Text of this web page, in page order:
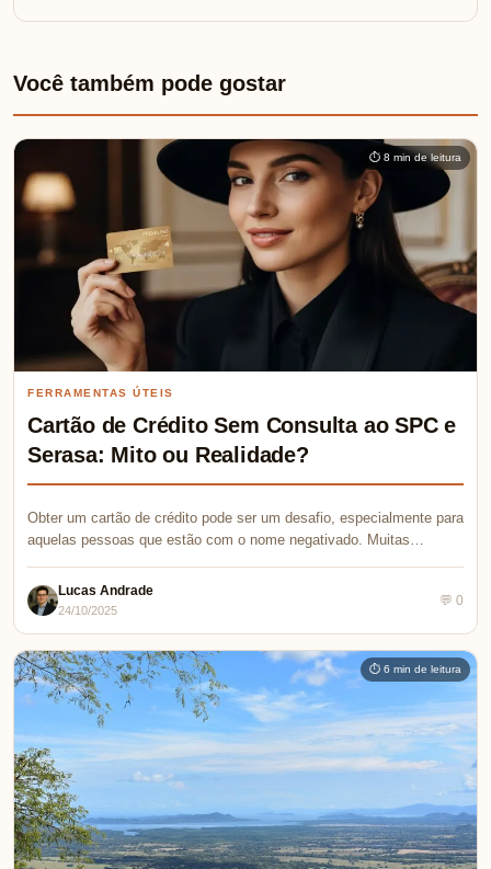
Você também pode gostar
⏱ 8 min de leitura
FERRAMENTAS ÚTEIS
Cartão de Crédito Sem Consulta ao SPC e
Serasa: Mito ou Realidade?
Obter um cartão de crédito pode ser um desafio, especialmente para
aquelas pessoas que estão com o nome negativado. Muitas…
Lucas Andrade
24/10/2025
💬 0
⏱ 6 min de leitura